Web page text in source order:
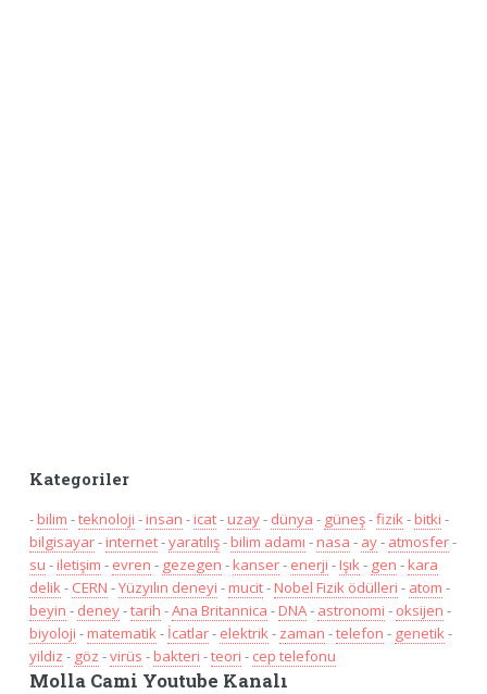
Kategoriler
-bilim -teknoloji -insan -icat-uzay- dünya - güneş-fizik-bitki -
bilgisayar-internet-yaratılış-bilim adamı -nasa - ay- atmosfer-
su -iletişim - evren - gezegen -kanser- enerji -Işık- gen -kara
delik- CERN -Yüzyılın deneyi -mucit-Nobel Fizik ödülleri - atom -
beyin - deney-tarih -Ana Britannica -DNA- astronomi - oksijen -
biyoloji -matematik- İcatlar- elektrik- zaman -telefon - genetik-
yildiz - göz -virüs -bakteri -teori - cep telefonu
Molla Cami Youtube Kanalı